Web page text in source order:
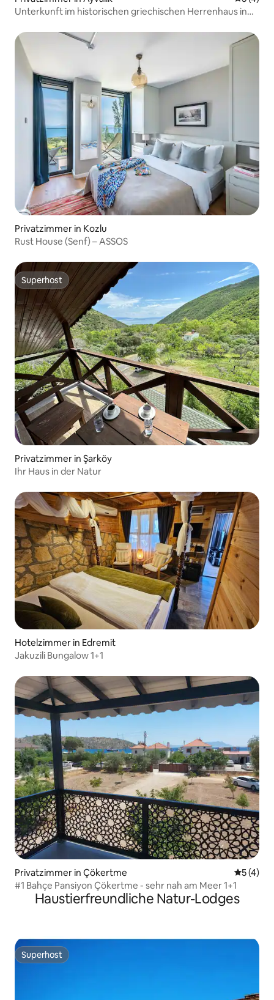
Unterkunft im historischen griechischen Herrenhaus in
Privatzimmer in Kozlu
Rust House (Senf) – ASSOS
Superhost
Superhost
Privatzimmer in Şarköy
Ihr Haus in der Natur
Hotelzimmer in Edremit
Jakuzili Bungalow 1+1
Privatzimmer in Çökertme
5 (4)
#1 Bahçe Pansiyon Çökertme - sehr nah am Meer 1+1
Haustierfreundliche Natur-Lodges
Superhost
Superhost